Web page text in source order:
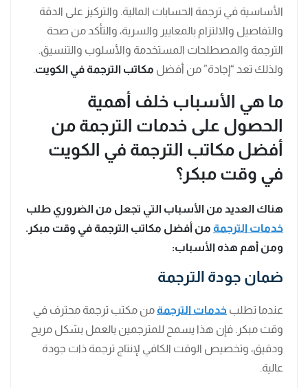
الأساسية في ترجمة الحسابات المالية. والتركيز على الدقة
والتفاصيل والالتزام بالمعايير والسرية، والتأكد من صحة
الترجمة والمصطلحات المستخدمة والأسلوب والتنسيق.
ولذلك تعد “إجادة” من أفضل مكاتب الترجمة في الكويت.
ما هي الأسباب خلف أهمية
الحصول على خدمات الترجمة من
أفضل مكاتب الترجمة في الكويت
في وقت مبكر؟
هناك العديد من الأسباب التي تجعل من الضروري طلب
خدمات الترجمة من أفضل مكاتب الترجمة في وقت مبكر.
ومن أهم هذه الأسباب:
ضمان جودة الترجمة
عندما تطلب خدمات الترجمة من مكتب ترجمة محترف في
وقت مبكر. فإن هذا يسمح للمترجمين بالعمل بشكل مريح
ودقيق، وتخصيص الوقت الكافي لإنتاج ترجمة ذات جودة
عالية.